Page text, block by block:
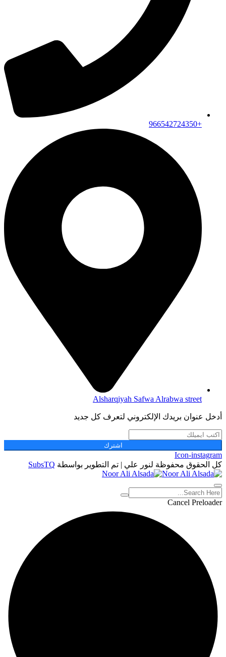
+966542724350
Alsharqiyah Safwa Alrabwa street
أدخل عنوان بريدك الإلكتروني لتعرف كل جديد
اشترك
Icon-instagram
كل الحقوق محفوظة لنور علي | تم التطوير بواسطة SubsTQ
Cancel Preloader